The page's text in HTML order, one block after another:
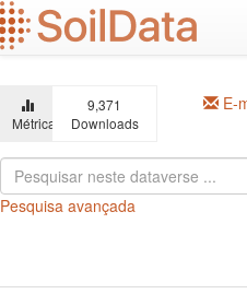
Ir
para
o
principal
Métricas
9,371
Downloads
E-
Pesquisa avançada